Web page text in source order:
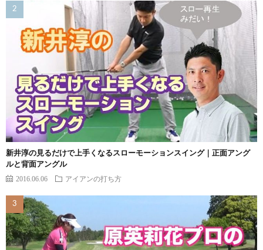
新井淳の見るだけで上手くなるスローモーションスイング｜正面アング
ルと背面アングル
2016.06.06 アイアンの打ち方